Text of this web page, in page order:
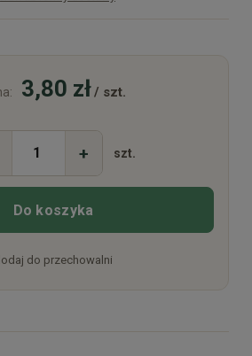
3,80 zł/ szt.
+ szt.
Do koszyka
do przechowalni